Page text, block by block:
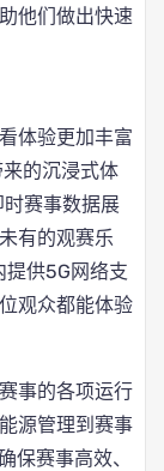
他们做出快速
体验更加丰富
的沉浸式体
赛事数据展
有的观赛乐
供5G网络支
观众都能体验
事的各项运行
源管理到赛事
保赛事高效、